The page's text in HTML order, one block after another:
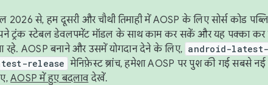
2026 से, हम दूसरी और चौथी तिमाही में AOSP के लिए सोर्स कोड
ट्रंक स्टेबल डेवलपमेंट मॉडल के साथ काम कर सकें और यह पक्का कर
रहे. AOSP बनाने और उसमें योगदान देने के लिए, android-
release मेनिफ़ेस्ट ब्रांच, हमेशा AOSP पर पुश की गई सबसे नई
AOSP में हुए बदलावदेखें.